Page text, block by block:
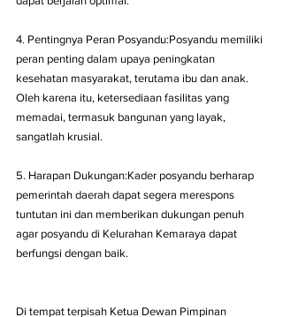
4. Pentingnya Peran Posyandu:Posyandu memiliki
peran penting dalam upaya peningkatan
kesehatan masyarakat, terutama ibu dan anak.
Oleh karena itu, ketersediaan fasilitas yang
memadai, termasuk bangunan yang layak,
sangatlah krusial.
5. Harapan Dukungan:Kader posyandu berharap
pemerintah daerah dapat segera merespons
tuntutan ini dan memberikan dukungan penuh
agar posyandu di Kelurahan Kemaraya dapat
berfungsi dengan baik.
Di tempat terpisah Ketua Dewan Pimpinan